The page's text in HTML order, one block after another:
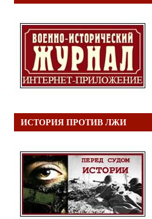
ИСТОРИЯ ПРОТИВ ЛЖИ